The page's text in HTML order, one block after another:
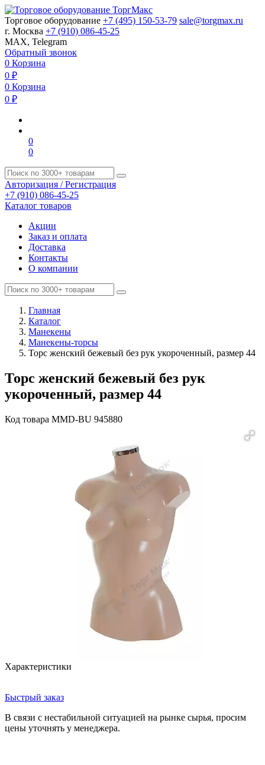
Торговое оборудование +7 (495) 150-53-79 sale@torgmax.ru
г. Москва +7 (910) 086-45-25
MAX, Telegram
Обратный звонок
0 Корзина
0 ₽
0 Корзина
0 ₽
0
0
Авторизация / Регистрация
+7 (910) 086-45-25
Каталог товаров
Акции
Заказ и оплата
Доставка
Контакты
О компании
Главная
Каталог
Манекены
Манекены-торсы
Торс женский бежевый без рук укороченный, размер 44
Торс женский бежевый без рук
укороченный, размер 44
Код товара MMD-BU 945880
Характеристики
Быстрый заказ
В связи с нестабильной ситуацией на рынке сырья, просим
цены уточнять у менеджера.